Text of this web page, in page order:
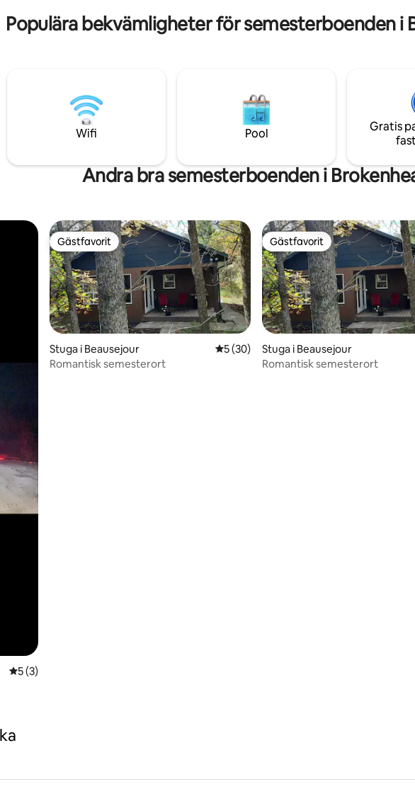
här
Populära bekvämligheter för semesterboenden i
Wifi Pool
Gratis
Andra bra semesterboenden i
5 av 5 i genomsnittligt betyg, 3 omdömen
5 (3)
Gästfavorit
Gästfavorit
Stuga i Beausejour 5 av 5 i genomsnittligt betyg, 30
5 (30)
Romantisk semesterort
Gästfavorit
Gästfavorit
Stuga i Beausejour
Romantisk semesterort